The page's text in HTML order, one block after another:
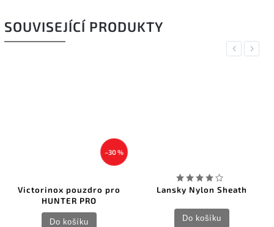
SOUVISEJÍCÍ PRODUKTY
Previous
–30 %
Victorinox pouzdro pro
HUNTER PRO
Do košíku
Lansky Nylon Sheath
Do košíku
Next